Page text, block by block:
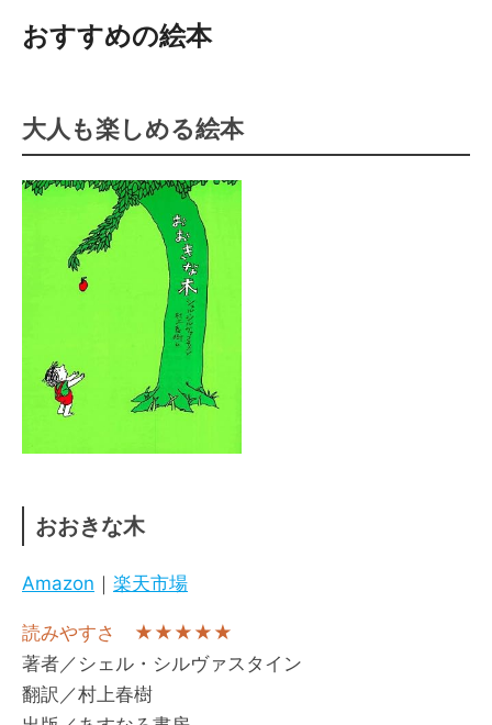
おすすめの絵本
大人も楽しめる絵本
おおきな木
Amazon ｜ 楽天市場
読みやすさ ★★★★★
著者／シェル・シルヴァスタイン
翻訳／村上春樹